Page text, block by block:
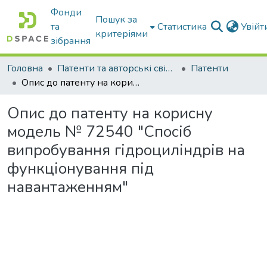
Фонди
та
зібрання
Пошук за
критеріями
Статистика
Головна Патенти та авторські свідоцтва
Патенти
Опис до патенту на корисну модель № 72540 "Спосіб випробування гідроциліндрів на функціонування під навантаженням"
Опис до патенту на корисну
модель № 72540 "Спосіб
випробування гідроциліндрів на
функціонування під
навантаженням"